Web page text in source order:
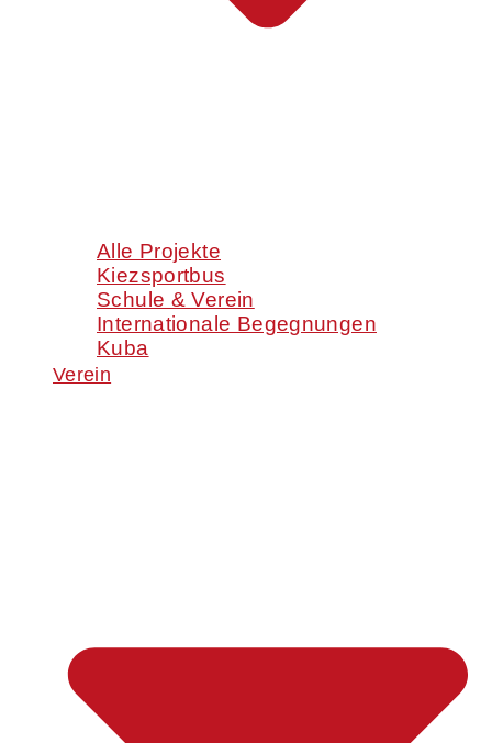
Alle Projekte
Kiezsportbus
Schule & Verein
Internationale Begegnungen
Kuba
Verein